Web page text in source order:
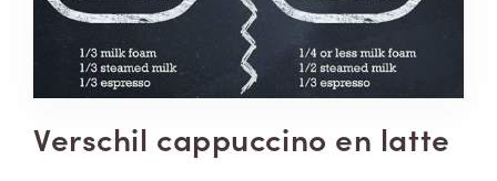
Verschil cappuccino en latte